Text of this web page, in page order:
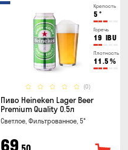
Крепость
5 °
Горечь
19 IBU
Плотность
11.5 %
(0)
Пиво Heineken Lager Beer
Premium Quality 0.5л
Светлое, Фильтрованное, 5°
69